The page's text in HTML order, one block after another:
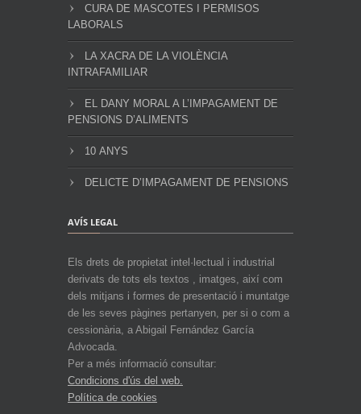
CURA DE MASCOTES I PERMISOS
LABORALS
LA XACRA DE LA VIOLÈNCIA
INTRAFAMILIAR
EL DANY MORAL A L’IMPAGAMENT DE
PENSIONS D’ALIMENTS
10 ANYS
DELICTE D’IMPAGAMENT DE PENSIONS
AVÍS LEGAL
Els drets de propietat intel·lectual i industrial
derivats de tots els textos , imatges, així com
dels mitjans i formes de presentació i muntatge
de les seves pàgines pertanyen, per si o com a
cessionària, a Abigail Fernández García
Advocada.
Per a més informació consultar:
Condicions d'ús del web.
Política de cookies